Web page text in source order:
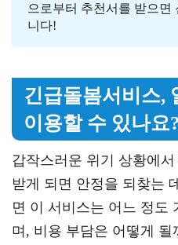
으로부터 추천서를 받으면
니다!
긴급돌봄서비스,
이용할 수 있나요
갑작스러운 위기 상황에
받게 되면 안정을 되찾는
면 이 서비스는 어느 정도
며, 비용 부담은 어떻게 될